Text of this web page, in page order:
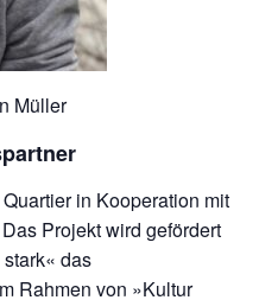
Müller
in Kooperation mit
Projekt wird gefördert
das
Rahmen von »Kultur